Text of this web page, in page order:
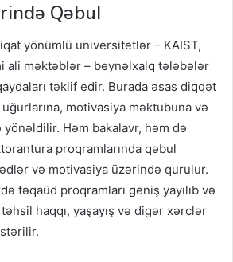
Qəbul
yönümlü universitetlər – KAIST,
ali məktəblər – beynəlxalq tələbələr
təklif edir. Burada əsas diqqət
motivasiya məktubuna və
Həm bakalavr, həm də
proqramlarında qəbul
və motivasiya üzərində qurulur.
təqaüd proqramları geniş yayılıb və
haqqı, yaşayış və digər xərclər